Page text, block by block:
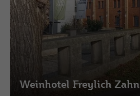
Weinhotel Freylich Zahn